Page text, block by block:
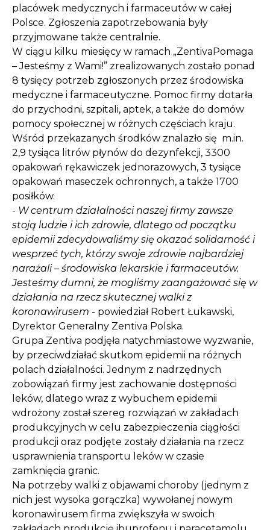
placówek medycznych i farmaceutów w całej
Polsce. Zgłoszenia zapotrzebowania były
przyjmowane także centralnie.
W ciągu kilku miesięcy w ramach „ZentivaPomaga
– Jesteśmy z Wami!” zrealizowanych zostało ponad
8 tysięcy potrzeb zgłoszonych przez środowiska
medyczne i farmaceutyczne. Pomoc firmy dotarła
do przychodni, szpitali, aptek, a także do domów
pomocy społecznej w różnych częściach kraju.
Wśród przekazanych środków znalazło się m.in.
2,9 tysiąca litrów płynów do dezynfekcji, 3300
opakowań rękawiczek jednorazowych, 3 tysiące
opakowań maseczek ochronnych, a także 1700
posiłków.
- W centrum działalności naszej firmy zawsze
stoją ludzie i ich zdrowie, dlatego od początku
epidemii zdecydowaliśmy się okazać solidarność i
wesprzeć tych, którzy swoje zdrowie najbardziej
narażali – środowiska lekarskie i farmaceutów.
Jesteśmy dumni, że mogliśmy zaangażować się w
działania na rzecz skutecznej walki z
koronawirusem - powiedział Robert Łukawski,
Dyrektor Generalny Zentiva Polska.
Grupa Zentiva podjęła natychmiastowe wyzwanie,
by przeciwdziałać skutkom epidemii na różnych
polach działalności. Jednym z nadrzędnych
zobowiązań firmy jest zachowanie dostępności
leków, dlatego wraz z wybuchem epidemii
wdrożony został szereg rozwiązań w zakładach
produkcyjnych w celu zabezpieczenia ciągłości
produkcji oraz podjęte zostały działania na rzecz
usprawnienia transportu leków w czasie
zamknięcia granic.
Na potrzeby walki z objawami choroby (jednym z
nich jest wysoka gorączka) wywołanej nowym
koronawirusem firma zwiększyła w swoich